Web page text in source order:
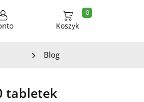
Koszyk
0
Blog
tabletek